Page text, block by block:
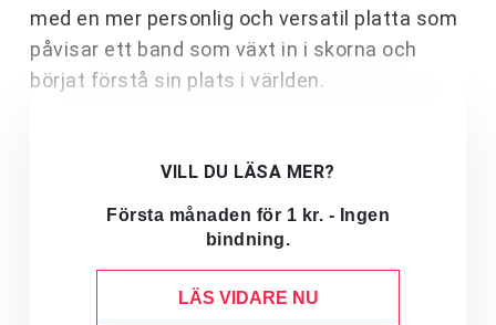
med en mer personlig och versatil platta som
påvisar ett band som växt in i skorna och
börjat förstå sin plats i världen.
VILL DU LÄSA MER?
Första månaden för 1 kr. - Ingen
bindning.
LÄS VIDARE NU